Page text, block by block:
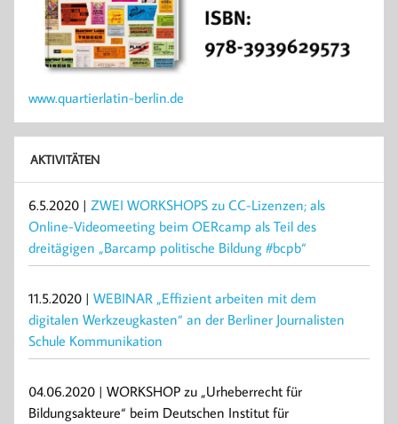
www.quartierlatin-berlin.de
AKTIVITÄTEN
6.5.2020 | ZWEI WORKSHOPS zu CC-Lizenzen; als
Online-Videomeeting beim OERcamp als Teil des
dreitägigen „Barcamp politische Bildung #bcpb“
11.5.2020 | WEBINAR „Effizient arbeiten mit dem
digitalen Werkzeugkasten“ an der Berliner Journalisten
Schule Kommunikation
04.06.2020 | WORKSHOP zu „Urheberrecht für
Bildungsakteure“ beim Deutschen Institut für